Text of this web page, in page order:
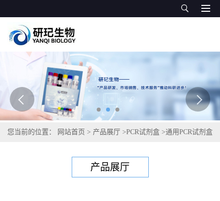
您当前的位置： 网站首页 > 产品展厅 >PCR试剂盒 >通用PCR试剂盒
产品展厅